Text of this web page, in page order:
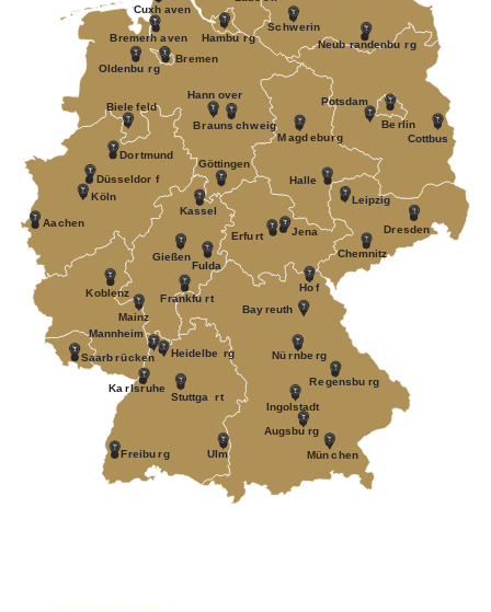
Ulm Mün chen
Nürnbe rg
Augsbu rg
Ingolstadt
Regensbu rg
Stuttga rt
Freibu rg
Karlsruhe
Mannheim
Mainz
Koblenz Frankfu rt
Heidelbe rg
Jena
Erfu rt
Chemnitz
Dresden
Leipzig
Halle
Be r lin
Magdeburg
Göttingen
Kassel
Köln
Düsseldor f
Dortmund
Biele feld
Brauns chweig
Hann over
Bremen
Oldenbu rg
Fulda
Hambu rg
Cuxh aven
Bremerh aven
Schwerin
Saarb rüc ken
Bayreuth
Cottbus
Potsdam
Aac hen
Neub randenbu rg
Ho f
Gießen